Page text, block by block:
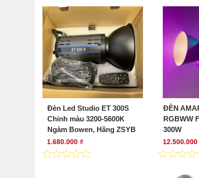
Đèn Led Studio ET 300S
Chỉnh màu 3200-5600K
Ngàm Bowen, Hãng ZSYB
1.680.000 ₫
ĐÈN
RGBWW
300W
12.500.000